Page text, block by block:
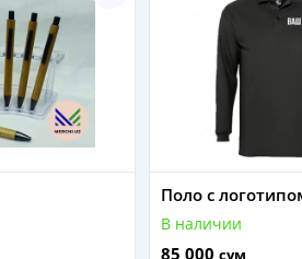
Поло с
В наличии
85 000сум